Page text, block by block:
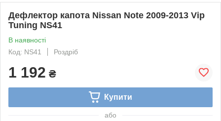
Дефлектор капота Nissan Note 2009-2013 Vip
Tuning NS41
В наявності
Код: NS41
Роздріб
1 192 ₴
Купити
або